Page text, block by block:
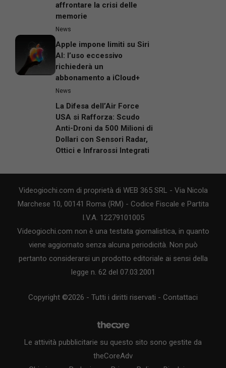
affrontare la crisi delle
memorie
News
Apple impone limiti su Siri
AI: l’uso eccessivo
richiederà un
abbonamento a iCloud+
News
La Difesa dell’Air Force
USA si Rafforza: Scudo
Anti-Droni da 500 Milioni di
Dollari con Sensori Radar,
Ottici e Infrarossi Integrati
Videogiochi.com di proprietà di WEB 365 SRL - Via Nicola
Marchese 10, 00141 Roma (RM) - Codice Fiscale e Partita
I.V.A. 12279101005
Videogiochi.com non è una testata giornalistica, in quanto
viene aggiornato senza alcuna periodicità. Non può
pertanto considerarsi un prodotto editoriale ai sensi della
legge n. 62 del 07.03.2001
Copyright ©2026 - Tutti i diritti riservati - Contattaci
Le attività pubblicitarie su questo sito sono gestite da
theCoreAdv